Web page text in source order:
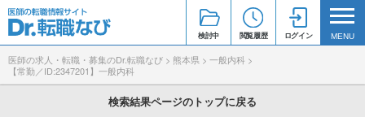
検討中 閲覧履歴 ログイン MENU
医師の求人・転職・募集のDr.転職なび > 熊本県 > 一般内科 >
【常勤／ID:2347201】一般内科
検索結果ページのトップに戻る